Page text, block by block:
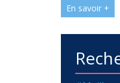
En savoir +